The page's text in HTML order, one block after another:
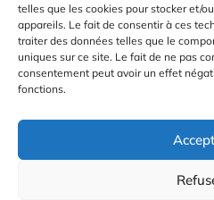
telles que les cookies pour stocker et/
appareils. Le fait de consentir à ces
traiter des données telles que le
uniques sur ce site. Le fait de ne pas
consentement peut avoir un effet
fonctions.
Gestion